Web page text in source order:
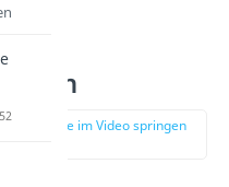
zur Stelle im Video springen